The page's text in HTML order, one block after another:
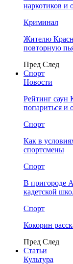
наркотиков и
Криминал
Жителю
повторную
Пред След
Спорт
Новости
Рейтинг саун
попариться и
Спорт
Как в
спортсмены
Спорт
В пригороде
кадетской
Спорт
Кокорин
Пред След
Статьи
Культура